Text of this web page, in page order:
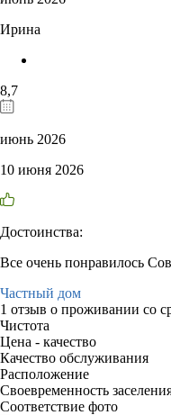
Ирина
8,7
июнь 2026
10 июня 2026
Достоинства:
Все очень понравилось
Частный дом
1 отзыв о проживании со
Чистота
Цена - качество
Качество обслуживания
Расположение
Своевременность
Соответствие фото